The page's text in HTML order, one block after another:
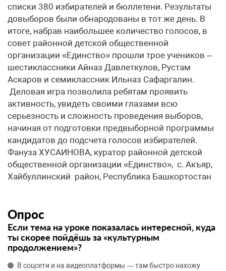
списки 380 избирателей и бюллетени. Результаты
довыборов были обнародованы в тот же день. В
итоге, набрав наибольшее количество голосов, в
совет районной детской общественной
организации «Единство» прошли трое учеников –
шестиклассники Айназ Давлеткулов, Рустам
Аскаров и семиклассник Ильназ Сафаргалин.
Деловая игра позволила ребятам проявить
активность, увидеть своими глазами всю
серьезность и сложность проведения выборов,
начиная от подготовки предвыборной программы
кандидатов до подсчета голосов избирателей.
Фануза ХУСАИНОВА, куратор районной детской
общественной организации «Единство», с. Акъяр,
Хайбуллинский район, Республика Башкортостан
Опрос
Если тема на уроке показалась интересной, куда
ты скорее пойдёшь за «культурным
продолжением»?
В соцсети и на видеоплатформы — там быстро нахожу